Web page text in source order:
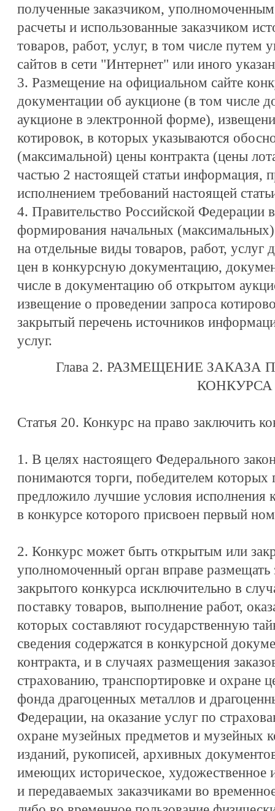
полученные заказчиком,
расчеты и использованные заказчиком
товаров, работ, услуг, в том числе путем
сайтов в сети "Интернет" или иного
3. Размещение на официальном сайте
документации об аукционе (в том числе
аукционе в электронной форме),
котировок, в которых указываются
(максимальной) цены контракта (цены
частью 2 настоящей статьи информация,
исполнением требований настоящей
4. Правительство Российской Федерации
формирования начальных
на отдельные виды товаров, работ, услуг
цен в конкурсную документацию,
числе в документацию об открытом
извещение о проведении запроса
закрытый перечень источников
услуг.
Глава 2. РАЗМЕЩЕНИЕ
КОНКУРСА
Статья 20. Конкурс на право заключить
1. В целях настоящего Федерального
понимаются торги, победителем которых
предложило лучшие условия исполнения
в конкурсе которого присвоен первый
2. Конкурс может быть открытым или
уполномоченный орган вправе размещать
закрытого конкурса исключительно в
поставку товаров, выполнение работ,
которых составляют государственную
сведения содержатся в конкурсной
контракта, и в случаях размещения
страхованию, транспортировке и охране
фонда драгоценных металлов и
Федерации, на оказание услуг по
охране музейных предметов и музейных
изданий, рукописей, архивных
имеющих историческое, художественное
и передаваемых заказчиками во